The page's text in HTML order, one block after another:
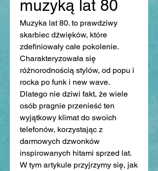
muzyką lat 80
Muzyka lat 80. to prawdziwy
skarbiec dźwięków, które
zdefiniowały całe pokolenie.
Charakteryzowała się
różnorodnością stylów, od popu i
rocka po funk i new wave.
Dlatego nie dziwi fakt, że wiele
osób pragnie przenieść ten
wyjątkowy klimat do swoich
telefonów, korzystając z
darmowych dzwonków
inspirowanych hitami sprzed lat.
W tym artykule przyjrzymy się, jak